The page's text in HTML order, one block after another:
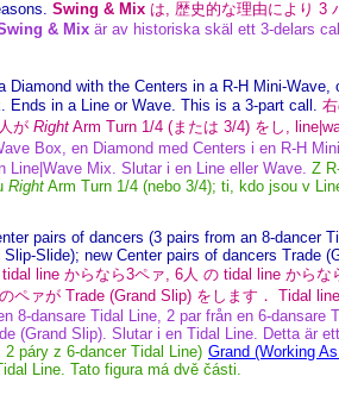
Swing & Mix は, 歴史的な理由により 3
& Mix är av historiska skäl ett 3-delars
Diamond with the Centers in a R-H Mini-
in a Line or Wave. This is a 3-part call.
が Right Arm Turn 1/4 (または 3/4) をし,
Box, en Diamond med Centers i en R-H
Mix. Slutar i en Line eller Wave. Z
Right Arm Turn 1/4 (nebo 3/4); ti, kdo jsou v
pairs of dancers (3 pairs from an 8-dancer
Slide); new Center pairs of dancers Trade
line からなら3ペァ, 6人 の tidal line からな
ペァが Trade (Grand Slip) をします． Tidal
8-dansare Tidal Line, 2 par från en 6-dansare
(Grand Slip). Slutar i en Tidal Line. Detta är ett
páry z 6-dancerTidal Line) Grand (Working
Line. Tato figura má dvě části.